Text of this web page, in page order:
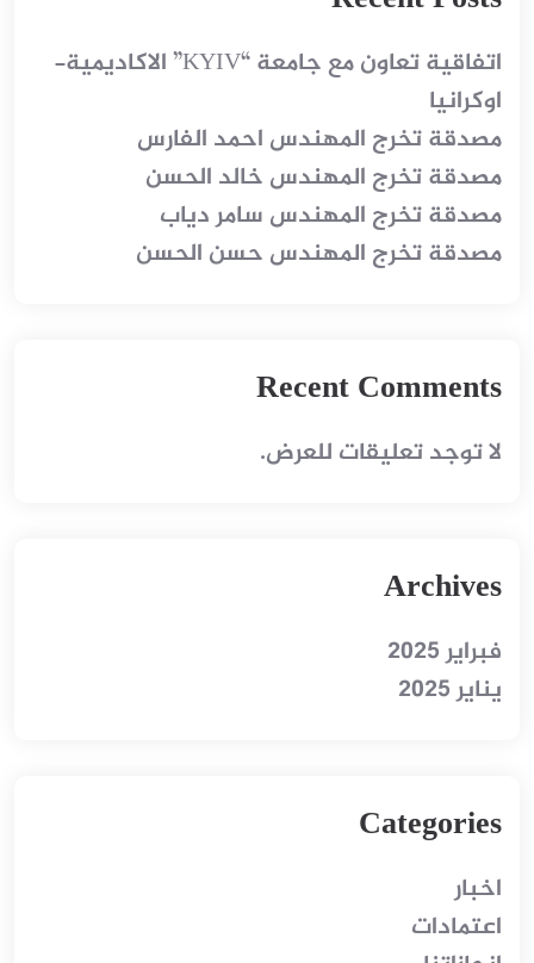
اتفاقية تعاون مع جامعة “KYIV” الاكاديمية-
اوكرانيا
‪مصدقة تخرج المهندس احمد الفارس
‪مصدقة تخرج المهندس خالد الحسن
‪مصدقة تخرج المهندس سامر دياب
مصدقة تخرج المهندس حسن الحسن
Recent Comments
لا توجد تعليقات للعرض.
Archives
فبراير 2025
يناير 2025
Categories
اخبار
اعتمادات